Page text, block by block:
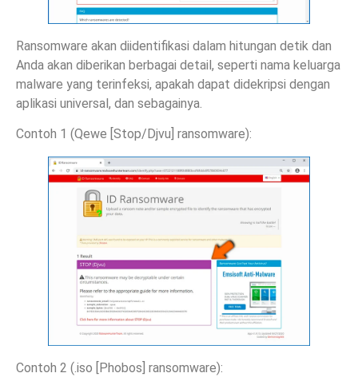
Ransomware akan diidentifikasi dalam hitungan detik dan
Anda akan diberikan berbagai detail, seperti nama keluarga
malware yang terinfeksi, apakah dapat didekripsi dengan
aplikasi universal, dan sebagainya.
Contoh 1 (Qewe [Stop/Djvu] ransomware):
Contoh 2 (.iso [Phobos] ransomware):